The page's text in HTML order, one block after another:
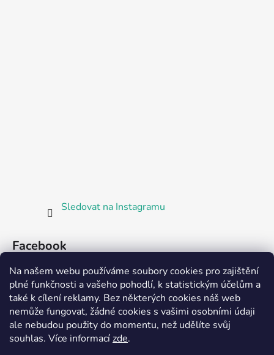
Na našem webu používáme soubory cookies pro zajištění
plné funkčnosti a vašeho pohodlí, k statistickým účelům a
také k cílení reklamy. Bez některých cookies náš web
nemůže fungovat, žádné cookies s vašimi osobními údaji
ale nebudou použity do momentu, než udělíte svůj
souhlas. Více informacízde.
Sledovat na Instagramu
Facebook
Partnerská prodejna Barefoot Plzeň